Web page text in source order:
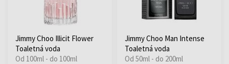
Jimmy Choo Illicit Flower
Toaletná voda
Od 100ml - do 100ml
Jimmy Choo Man Intense
Toaletná voda
Od 50ml - do 200ml